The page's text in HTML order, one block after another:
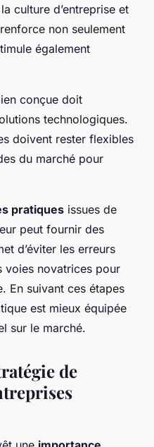
culture d’entreprise et
non seulement
également
conçue doit
technologiques.
doivent rester flexibles
du marché pour
pratiques issues de
peut fournir des
d’éviter les erreurs
voies novatrices pour
En suivant ces étapes
est mieux équipée
sur le marché.
de